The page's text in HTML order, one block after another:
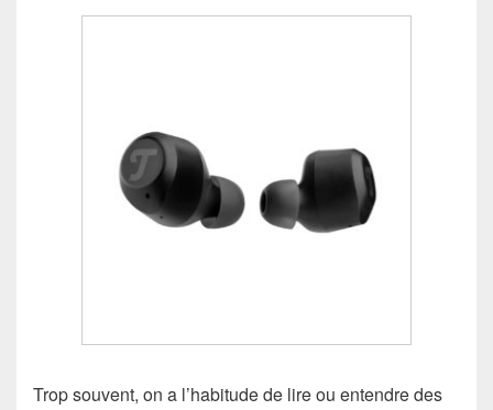
Trop souvent, on a l’habitude de lire ou entendre des